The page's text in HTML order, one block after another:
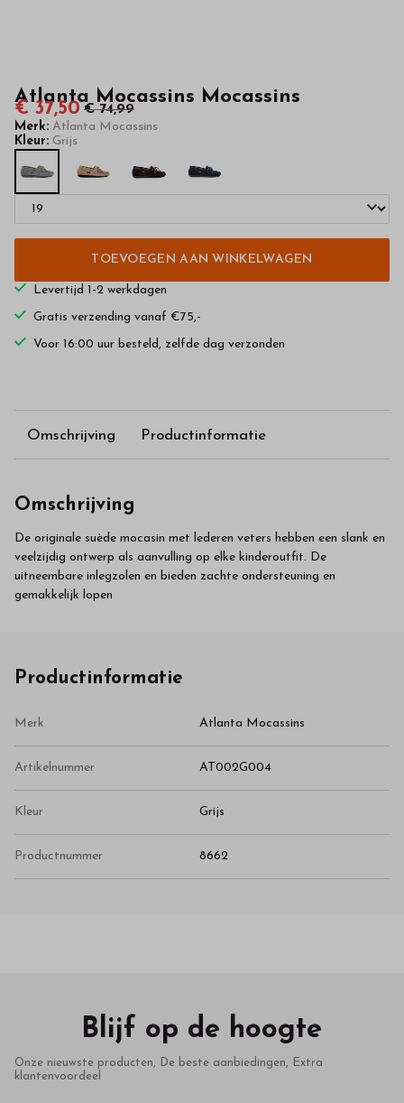
Atlanta Mocassins Mocassins
€ 37,50 € 74,99
Merk: Atlanta Mocassins
Kleur: Grijs
TOEVOEGEN AAN WINKELWAGEN
Levertijd 1-2 werkdagen
Gratis verzending vanaf €75,-
Voor 16:00 uur besteld, zelfde dag verzonden
Omschrijving Productinformatie
Omschrijving
De originale suède mocasin met lederen veters hebben een slank en
veelzijdig ontwerp als aanvulling op elke kinderoutfit. De
uitneembare inlegzolen en bieden zachte ondersteuning en
gemakkelijk lopen
Productinformatie
Merk Atlanta Mocassins
Artikelnummer AT002G004
Kleur Grijs
Productnummer 8662
Blijf op de hoogte
Onze nieuwste producten, De beste aanbiedingen, Extra
klantenvoordeel